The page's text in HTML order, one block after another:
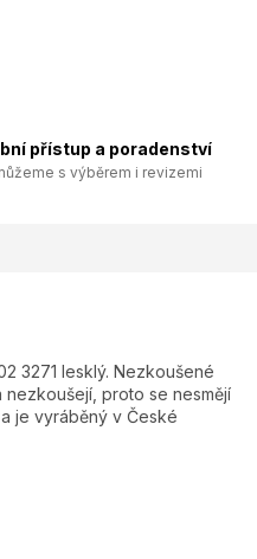
přístup a poradenství
s výběrem i revizemi
3271 lesklý. Nezkoušené
proto se nesmějí
je vyráběný v České